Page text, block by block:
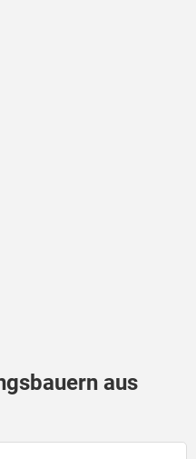
aus